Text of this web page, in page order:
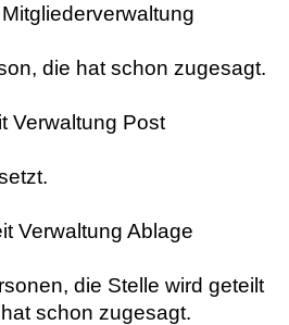
die hat schon zugesagt.
Verwaltung Post
Verwaltung Ablage
die Stelle wird geteilt
schon zugesagt.